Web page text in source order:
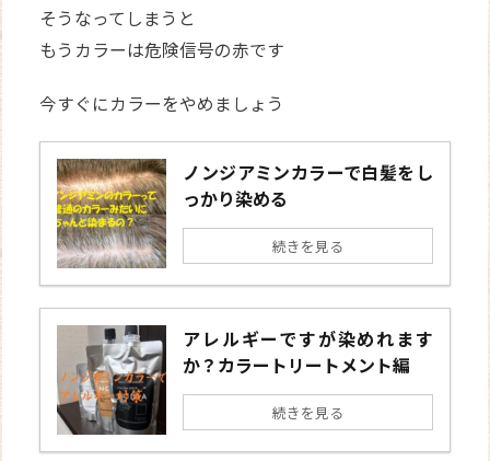
そうなってしまうと
もうカラーは危険信号の赤です
今すぐにカラーをやめましょう
ノンジアミンカラーで白髪をし
っかり染める
続きを見る
アレルギーですが染めれます
か？カラートリートメント編
続きを見る